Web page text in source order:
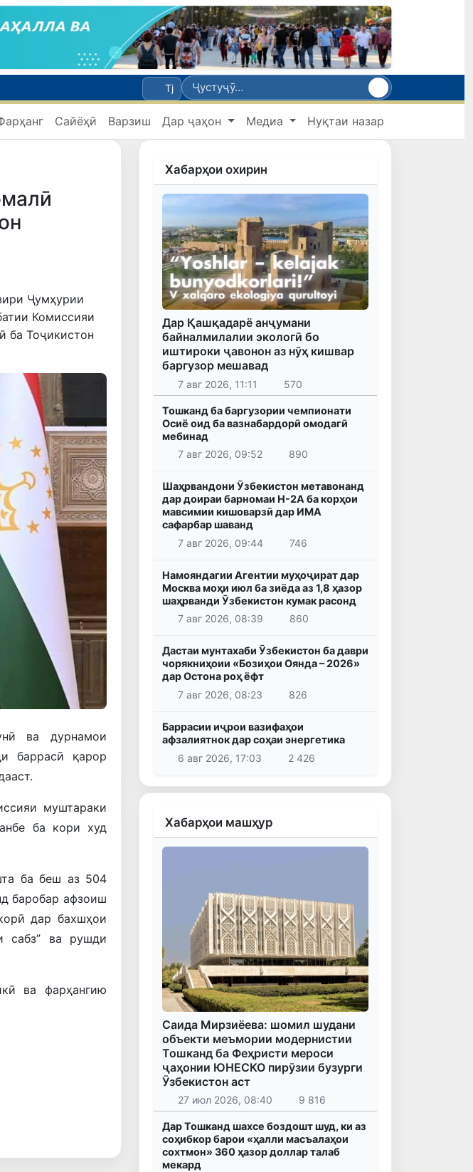
Tj
Сайёҳӣ Варзиш Дар ҷаҳон Медиа Нуқтаи назар
Ҷумҳурии
Комиссияи
ба Тоҷикистон
ва дурнамои
баррасӣ қарор
муштараки
ба кори худ
ба беш аз 504
баробар афзоиш
дар бахшҳои
сабз” ва рушди
ва фарҳангию
Хабарҳои охирин
Дар Қашқадарё анҷумани
байналмилалии экологӣ бо
иштироки ҷавонон аз нӯҳ кишвар
баргузор мешавад
7 авг 2026, 11:11 570
Тошканд ба баргузории чемпионати
Осиё оид ба вазнабардорӣ омодагӣ
мебинад
7 авг 2026, 09:52
890
Шаҳрвандони Ӯзбекистон метавонанд
дар доираи барномаи H-2A ба корҳои
мавсимии кишоварзӣ дар ИМА
сафарбар шаванд
7 авг 2026, 09:44
746
Намояндагии Агентии муҳоҷират дар
Москва моҳи июл ба зиёда аз 1,8 ҳазор
шаҳрванди Ӯзбекистон кумак расонд
7 авг 2026, 08:39
860
Дастаи мунтахаби Ӯзбекистон ба даври
чорякниҳоии «Бозиҳои Оянда – 2026»
дар Остона роҳ ёфт
7 авг 2026, 08:23
826
Баррасии иҷрои вазифаҳои
афзалиятнок дар соҳаи энергетика
6 авг 2026, 17:03
2 426
Хабарҳои машҳур
Саида Мирзиёева: шомил шудани
объекти меъмории модернистии
Тошканд ба Феҳристи мероси
ҷаҳонии ЮНЕСКО пирӯзии бузурги
Ӯзбекистон аст
27 июл 2026, 08:40 9 816
Дар Тошканд шахсе боздошт шуд, ки аз
соҳибкор барои «ҳалли масъалаҳои
сохтмон» 360 ҳазор доллар талаб
мекард